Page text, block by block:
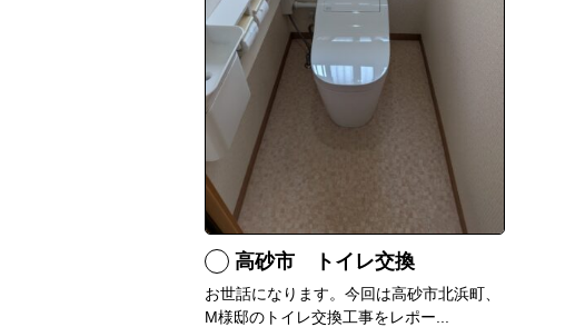
高砂市 トイレ交換
お世話になります。今回は高砂市北浜町、
M様邸のトイレ交換工事をレポー...